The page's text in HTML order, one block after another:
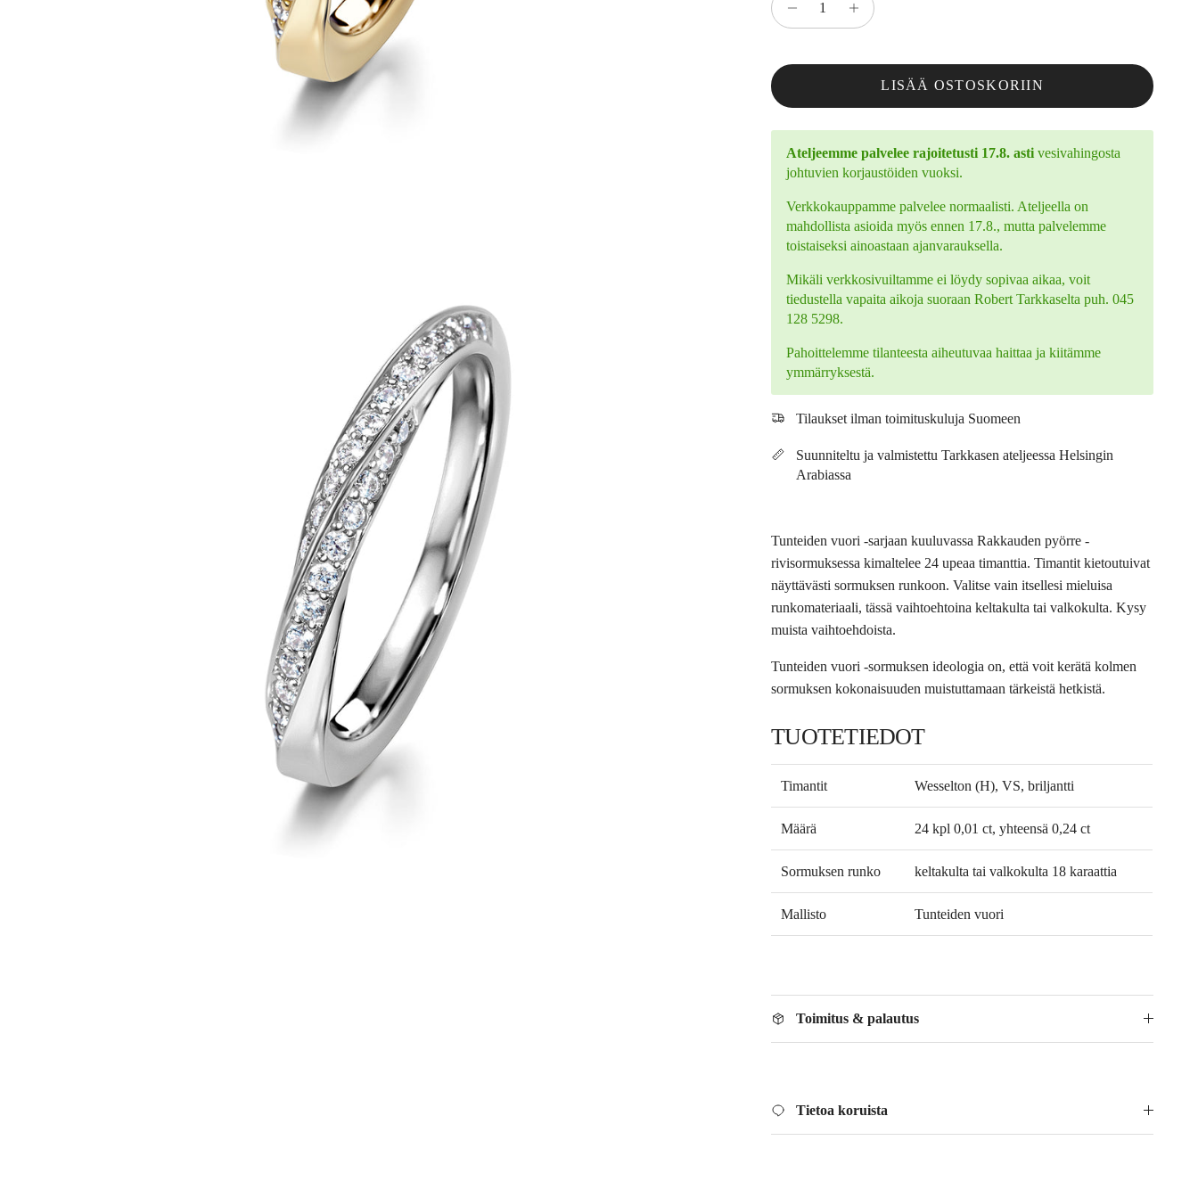
LISÄÄ OSTOSKORIIN
Ateljeemme palvelee rajoitetusti 17.8. astivesivahingosta
johtuvien korjaustöiden vuoksi.
Verkkokauppamme palvelee normaalisti. Ateljeella on
mahdollista asioida myös ennen 17.8., mutta palvelemme
toistaiseksi ainoastaan ajanvarauksella.
Mikäli verkkosivuiltamme ei löydy sopivaa aikaa, voit
tiedustella vapaita aikoja suoraan Robert Tarkkaselta puh. 045
128 5298.
Pahoittelemme tilanteesta aiheutuvaa haittaa ja kiitämme
ymmärryksestä.
Tilaukset ilman toimituskuluja Suomeen
Suunniteltu ja valmistettu Tarkkasen ateljeessa Helsingin
Arabiassa
Tunteiden vuori -sarjaan kuuluvassa Rakkauden pyörre -
rivisormuksessa kimaltelee 24 upeaa timanttia. Timantit kietoutuivat
näyttävästi sormuksen runkoon. Valitse vain itsellesi mieluisa
runkomateriaali, tässä vaihtoehtoina keltakulta tai valkokulta. Kysy
muista vaihtoehdoista.
Tunteiden vuori -sormuksen ideologia on, että voit kerätä kolmen
sormuksen kokonaisuuden muistuttamaan tärkeistä hetkistä.
TUOTETIEDOT
Timantit Wesselton (H), VS, briljantti
Määrä 24 kpl 0,01 ct, yhteensä 0,24 ct
Sormuksen runko keltakulta tai valkokulta 18 karaattia
Mallisto Tunteiden vuori
Toimitus & palautus
Tietoa koruista